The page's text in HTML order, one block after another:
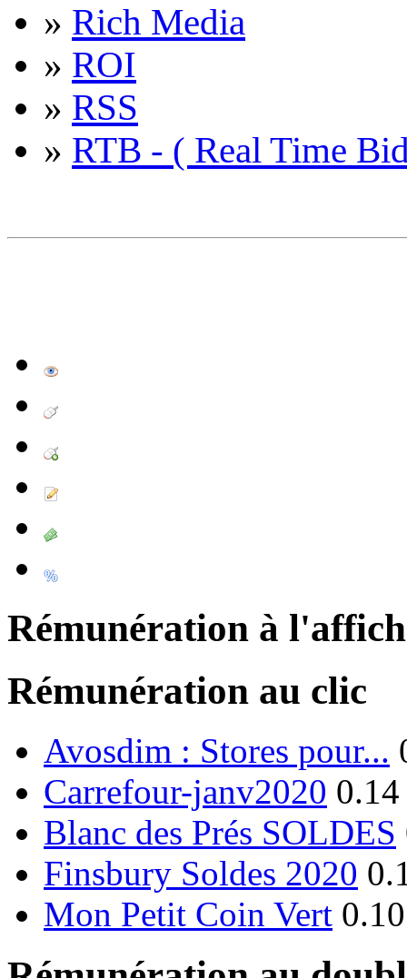
» Rich Media
» ROI
» RSS
» RTB - ( Real Time
Rémunération à
Rémunération au clic
Avosdim : Stores pour...
Carrefour-janv2020
Blanc des Prés SOLDES
Finsbury Soldes 2020
Mon Petit Coin Vert